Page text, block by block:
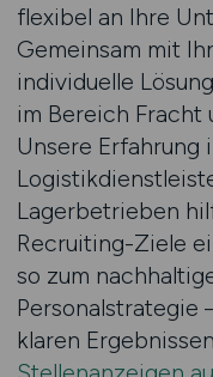
flexibel an Ihre
Gemeinsam mit
individuelle
im Bereich Fracht
Unsere Erfahrung
Lagerbetrieben
Recruiting-Ziele
so zum
Personalstrategie
klaren